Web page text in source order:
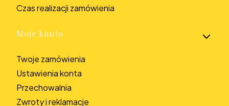
Czas realizacji zamówienia
Moje konto
Twoje zamówienia
Ustawienia konta
Przechowalnia
Zwroty i reklamacje